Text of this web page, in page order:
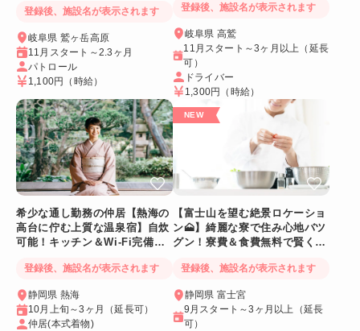
登録後、施設名が表示されます
岐阜県 鷲ヶ岳高原
11月スタート～2.3ヶ月
パトロール
1,100円 （時給）
登録後、施設名が表示されます
岐阜県 高鷲
11月スタート～3ヶ月以上（延長
可）
ドライバー
1,300円 （時給）
希少な通し勤務の仲居【熱海の
高台に佇む上質な温泉宿】自炊
可能！キッチン＆Wi-Fi完備！
登録後、施設名が表示されます
静岡県 熱海
10月上旬～3ヶ月（延長可）
仲居(本式着物)
【富士山を望む絶景ロケーショ
ン🗻】綺麗な寮で住み心地バツ
グン！寮費＆食費無料で賢く稼
登録後、施設名が表示されます
静岡県 富士宮
9月スタート～3ヶ月以上（延長
可）